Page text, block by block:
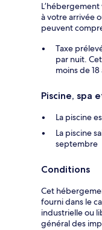
à votre arrivée
peuvent
Taxe
par nuit.
moins de 18
Piscine, spa
La piscine
La piscine
septembre
Conditions
Cet
fourni dans le
industrielle ou
général des